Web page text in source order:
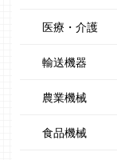
医療・介護
輸送機器
農業機械
食品機械